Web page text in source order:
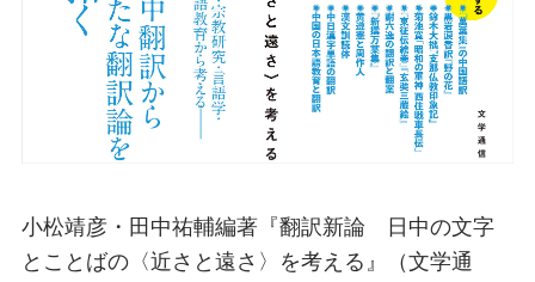
小松靖彦・田中祐輔編著『翻訳新論 日中の文字
とことばの〈近さと遠さ〉を考える』（文学通